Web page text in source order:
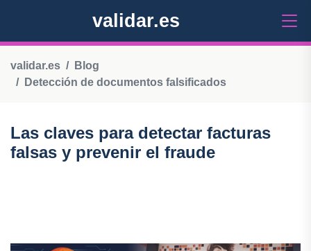
validar.es
validar.es
Blog
Detección de documentos falsificados
Las claves para detectar facturas
falsas y prevenir el fraude